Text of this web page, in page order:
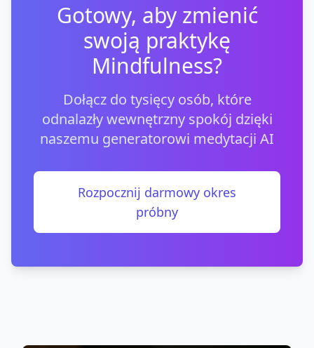
Gotowy, aby zmienić
swoją praktykę
Mindfulness?
Dołącz do tysięcy osób, które
odnalazły wewnętrzny spokój dzięki
naszemu generatorowi medytacji AI
Rozpocznij darmowy okres
próbny